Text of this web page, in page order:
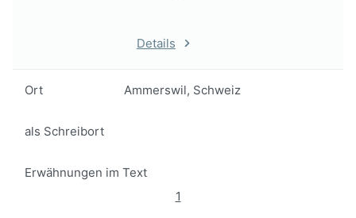
Details
Ort Ammerswil, Schweiz
als Schreibort
Erwähnungen im Text
1